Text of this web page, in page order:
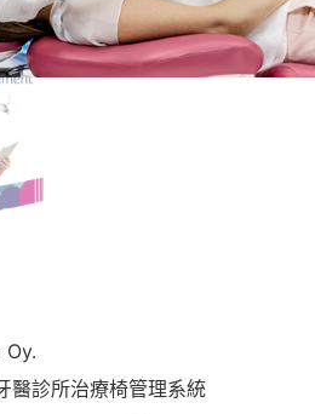
Oy.
醫診所治療椅管理系統